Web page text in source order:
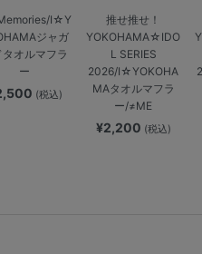
I☆Y
ジャガ
タオルマフラ
ー
(税込)
推せ推せ！
YOKOHAMA☆IDO
L SERIES
2026/I☆YOKOHA
MAタオルマフラ
ー/≠ME
¥2,200 (税込)